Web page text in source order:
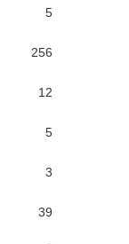
5
256
12
5
3
39